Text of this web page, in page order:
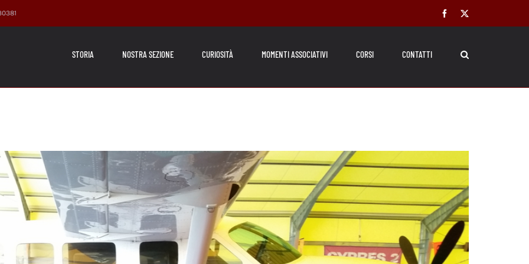
Facebook
STORIA NOSTRA SEZIONE CURIOSITÀ MOMENTI ASSOCIATIVI CORSI CONTATTI